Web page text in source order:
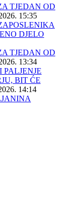
TJEDAN OD
15:35
DJELO
TJEDAN OD
13:34
PALJENJE
BIT ĆE
14:14